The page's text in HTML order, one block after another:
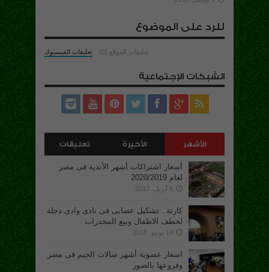
للرد على الموضوع
تعليقات الفيسبوك تعليقات الموقع (0)
الشبكات الإجتماعية
الأشهر الأخيرة تعليقات
أسعار اشتراكات أشهر الأندية فى مصر
لعام 2020/2019
5 أبريل، 2017
كارثة.. تشكيل عصابى فى نادى وادى دجلة
لخطف الاطفال وبيع المخدرات
14 يونيو، 2018
اسعار عضوية أشهر صالات الجيم فى مصر
وفروعها بالصور